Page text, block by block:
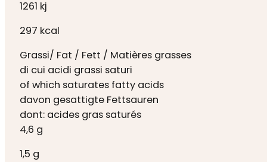
1261 kj
297 kcal
Grassi/ Fat / Fett / Matières grasses
di cui acidi grassi saturi
of which saturates fatty acids
davon gesattigte Fettsauren
dont: acides gras saturés
4,6 g
1,5 g